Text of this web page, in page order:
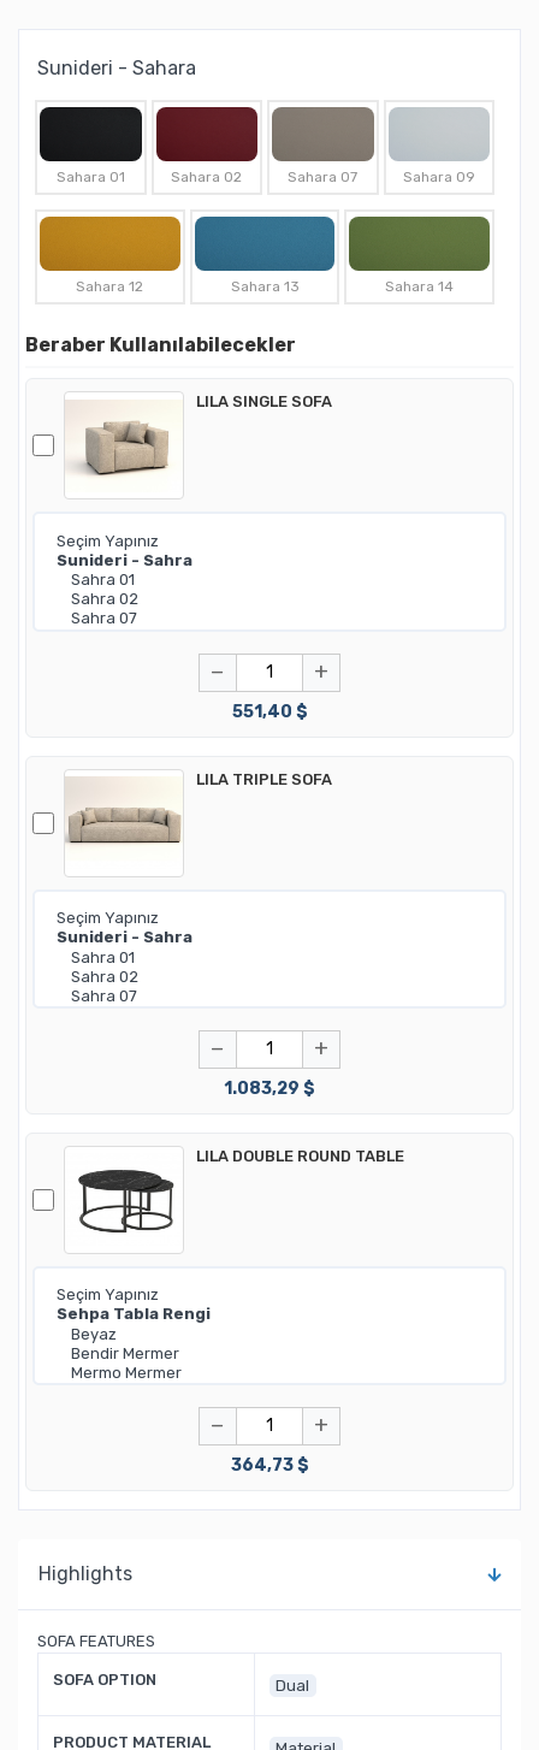
Sunideri - Sahara
Sahara 01 Sahara 02 Sahara 07 Sahara 09
Sahara 12 Sahara 13 Sahara 14
Beraber Kullanılabilecekler
LILA SINGLE SOFA
− +
551,40 $
LILA TRIPLE SOFA
− +
1.083,29 $
LILA DOUBLE ROUND TABLE
− +
364,73 $
Highlights
SOFA FEATURES
SOFA OPTION Dual
PRODUCT MATERIAL